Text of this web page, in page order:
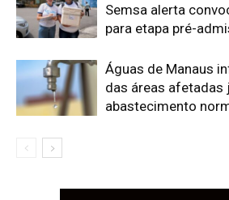
Semsa alerta
para etapa pré-
Águas de Manaus
das áreas afetadas
abastecimento